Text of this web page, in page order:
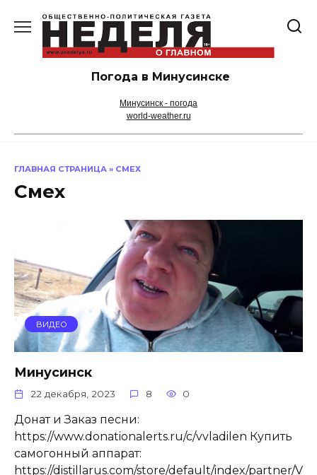
содержанию
Погода в Минусинске
Минусинск - погода
world-weather.ru
ГЛАВНАЯ СТРАНИЦА » СМЕХ
Смех
ВИДЕО
Минусинск
22 декабря, 2023 8 0
Донат и Заказ песни:
https://www.donationalerts.ru/c/vvladilen Купить
самогонный аппарат:
https://distillarus.com/store/default/index/partner/V